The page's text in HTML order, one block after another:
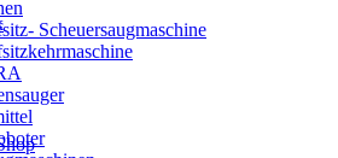
Scheuersaugmaschine